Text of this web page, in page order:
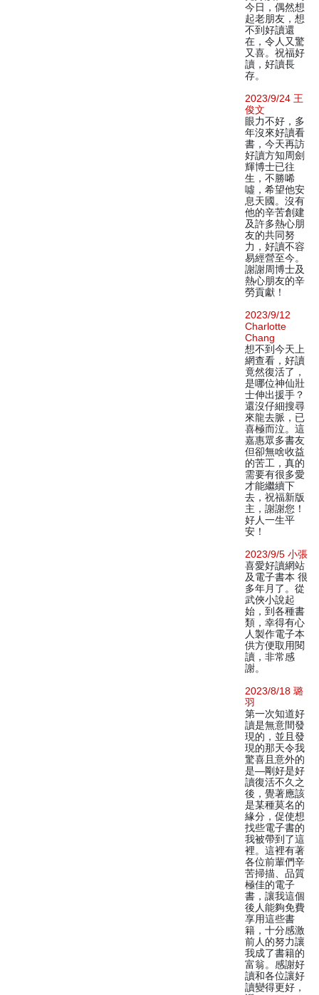
今日，偶然想
起老朋友，想
不到好讀還
在，令人又驚
又喜。祝福好
讀，好讀長
存。
2023/9/24 王
俊文
眼力不好，多
年沒來好讀看
書，今天再訪
好讀方知周劍
輝博士已往
生，不勝唏
噓，希望他安
息天國。沒有
他的辛苦創建
及許多熱心朋
友的共同努
力，好讀不容
易經營至今。
謝謝周博士及
熱心朋友的辛
勞貢獻！
2023/9/12
Charlotte
Chang
想不到今天上
網查看，好讀
竟然復活了，
是哪位神仙壯
士伸出援手？
還沒仔細搜尋
來龍去脈，已
喜極而泣。這
嘉惠眾多書友
但卻無啥收益
的苦工，真的
需要有很多愛
才能繼續下
去，祝福新版
主，謝謝您！
好人一生平
安！
2023/9/5 小張
喜愛好讀網站
及電子書本 很
多年月了。從
武俠小說起
始，到各種書
類，幸得有心
人製作電子本
供方便取用閱
讀，非常感
謝。
2023/8/18 璐
羽
第一次知道好
讀是無意間發
現的，並且發
現的那天令我
驚喜且意外的
是—剛好是好
讀復活不久之
後，覺著應該
是某種莫名的
緣分，促使想
找些電子書的
我被帶到了這
裡。這裡有著
各位前輩們辛
苦掃描、品質
極佳的電子
書，讓我這個
後人能夠免費
享用這些書
籍，十分感激
前人的努力讓
我成了書籍的
富翁。感謝好
讀和各位讓好
讀變得更好，